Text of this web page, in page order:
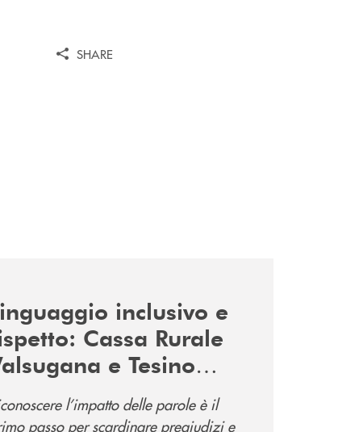
SHARE
inclusivo e
Cassa Rurale
e Tesino
promuove la campagna
Zero”
l’impatto delle parole è il
passo per scardinare pregiudizi e